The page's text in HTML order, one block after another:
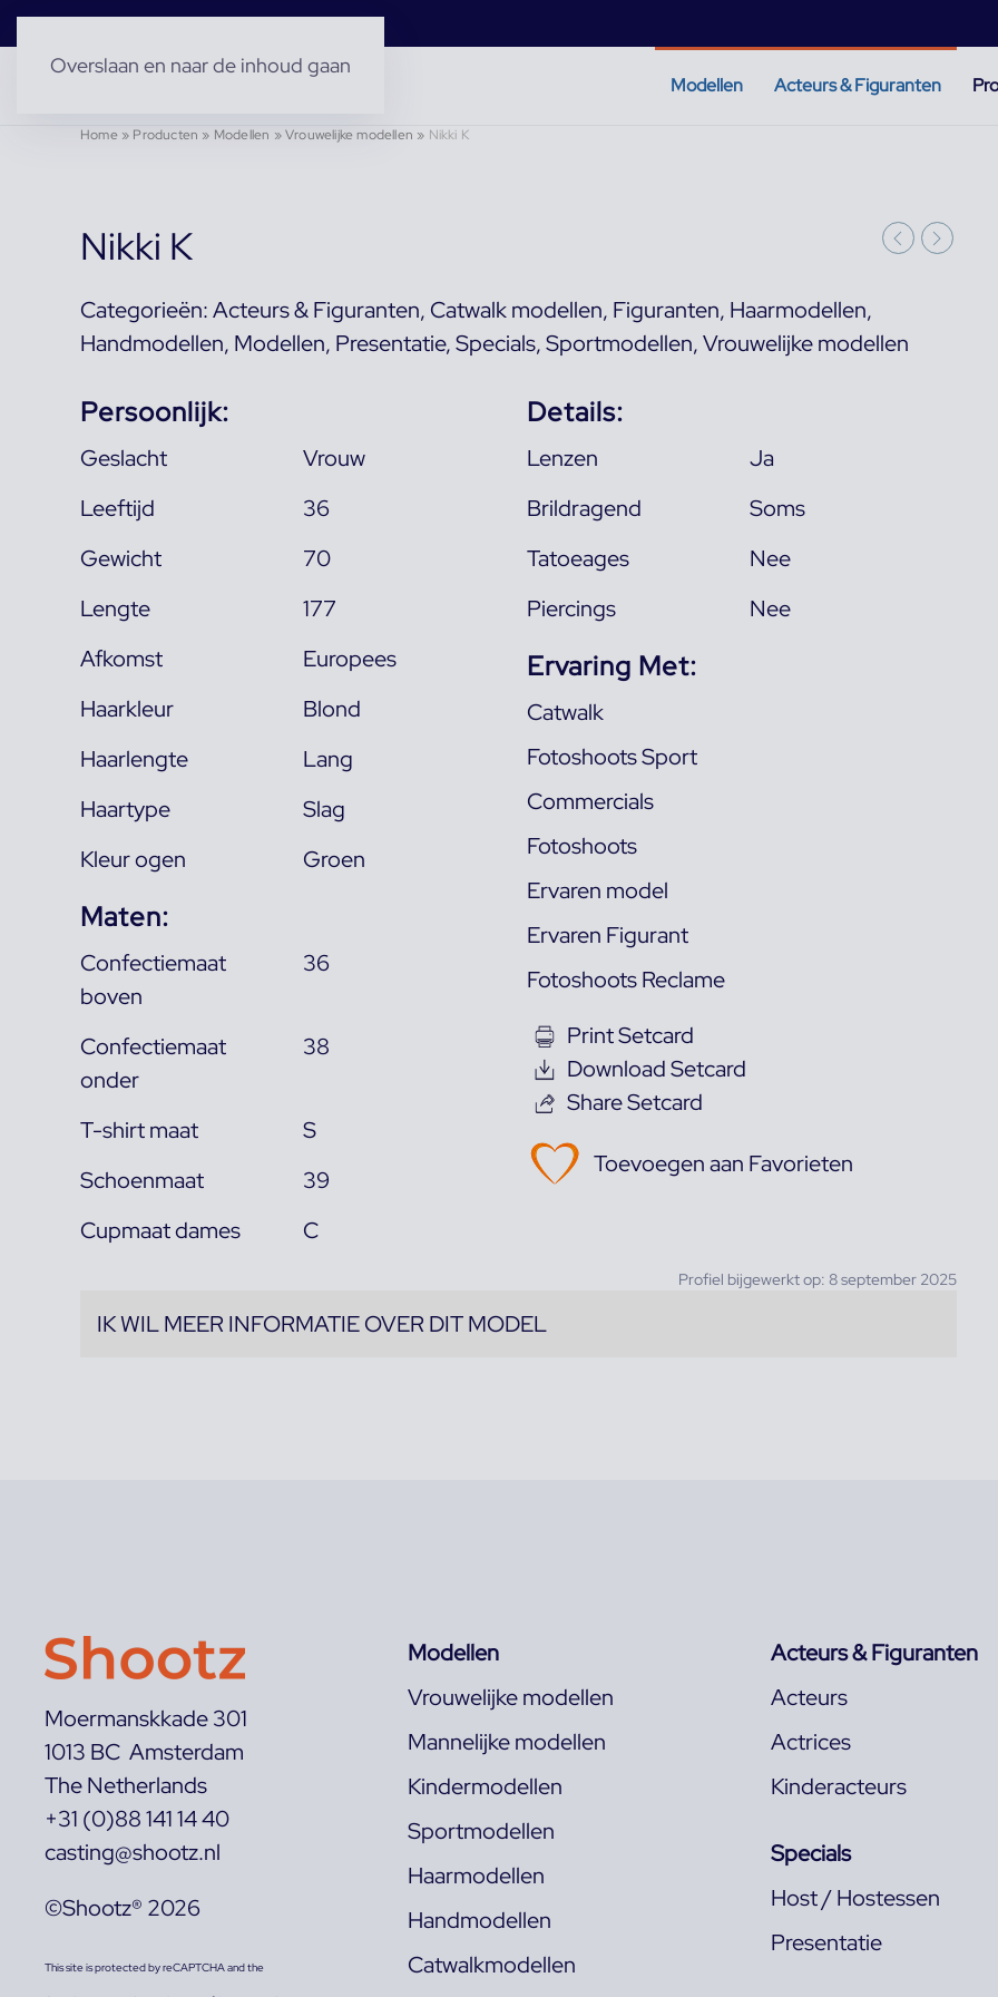
Overslaan en naar de inhoud gaan
Modellen Acteurs & Figuranten
Home» Producten » Modellen »Vrouwelijke modellen » Nikki K
Nikki K
Categorieën:Acteurs & Figuranten, Catwalk modellen, Figuranten, Haarmodellen,
Handmodellen, Modellen, Presentatie,Specials,Sportmodellen,Vrouwelijke modellen
Persoonlijk:
Geslacht
Vrouw
Leeftijd
36
Gewicht
70
Lengte
177
Afkomst
Europees
Haarkleur
Blond
Haarlengte
Lang
Haartype
Slag
Kleur ogen
Groen
Maten:
Confectiemaat
boven
36
Confectiemaat
onder
38
T-shirt maat
S
Schoenmaat
39
Cupmaat dames
C
Details:
Lenzen
Ja
Brildragend
Soms
Tatoeages
Nee
Piercings
Nee
Ervaring Met:
Catwalk
Fotoshoots Sport
Commercials
Fotoshoots
Ervaren model
Ervaren Figurant
Fotoshoots Reclame
Print Setcard
Download Setcard
Share Setcard
Toevoegen aan Favorieten
Profiel bijgewerkt op: 8 september 2025
IK WIL MEER INFORMATIE OVER DIT MODEL
Moermanskkade 301
1013 BC Amsterdam
The Netherlands
+31 (0)88 141 14 40
casting@shootz.nl
©Shootz® 2026
This site is protected by reCAPTCHA and the
Modellen
Vrouwelijke modellen
Mannelijke modellen
Kindermodellen
Sportmodellen
Haarmodellen
Handmodellen
Catwalkmodellen
Acteurs & Figuranten
Acteurs
Actrices
Kinderacteurs
Specials
Host / Hostessen
Presentatie